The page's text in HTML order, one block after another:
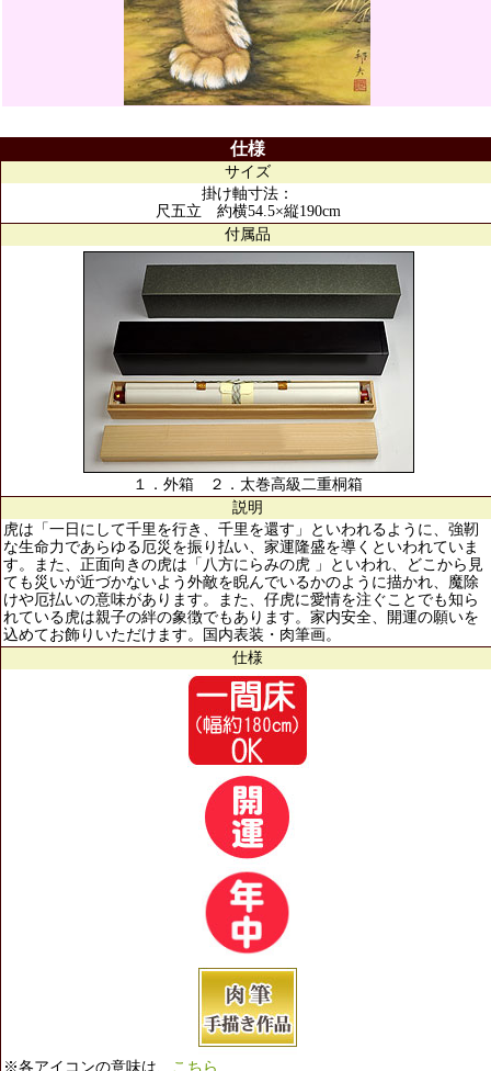
仕様
サイズ
掛け軸寸法：
尺五立 約横54.5×縦190cm
付属品
１．外箱 ２．太巻高級二重桐箱
説明
虎は「一日にして千里を行き、千里を還す」といわれるように、強靭
な生命力であらゆる厄災を振り払い、家運隆盛を導くといわれていま
す。また、正面向きの虎は「八方にらみの虎 」といわれ、どこから見
ても災いが近づかないよう外敵を睨んでいるかのように描かれ、魔除
けや厄払いの意味があります。また、仔虎に愛情を注ぐことでも知ら
れている虎は親子の絆の象徴でもあります。家内安全、開運の願いを
込めてお飾りいただけます。国内表装・肉筆画。
仕様
※各アイコンの意味は、 こちら